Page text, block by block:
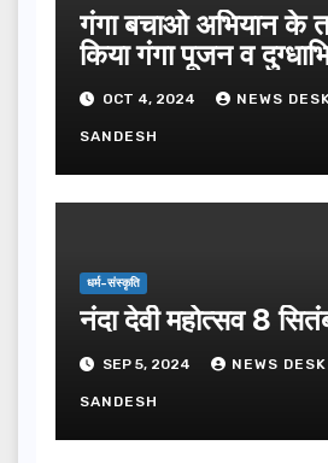
गंगा बचाओ अभियान के
किया गंगा पूजन व
OCT 4, 2024 NEWS
SANDESH
धर्म-संस्कृति
नंदा देवी महोत्सव 8
SEP 5, 2024 NEWS
SANDESH